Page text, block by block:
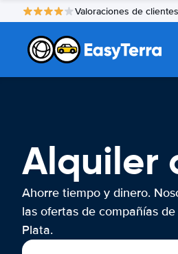
Valoraciones de clientes
Alquiler
Ahorre tiempo y dinero.
las ofertas de compañías
Plata.